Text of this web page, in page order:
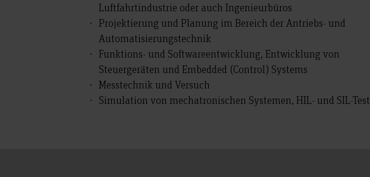
Luftfahrtindustrie oder auch Ingenieurbüros
Projektierung und Planung im Bereich der Antriebs- und
Automatisierungstechnik
Funktions- und Softwareentwicklung, Entwicklung von
Steuergeräten und Embedded (Control) Systems
Messtechnik und Versuch
Simulation von mechatronischen Systemen, HIL- und SIL-Test